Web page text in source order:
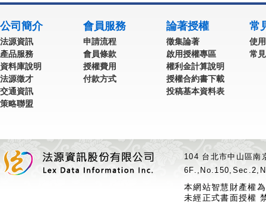
公司簡介
法源資訊
產品服務
資料庫說明
法源徵才
交通資訊
策略聯盟
會員服務
申請流程
會員條款
授權費用
付款方式
論著授權
徵集論著
啟用授權專區
權利金計算說明
授權合約書下載
投稿基本資料表
常
使
常
104 台北市中山區
本網站智慧財產權
未經正式書面授權